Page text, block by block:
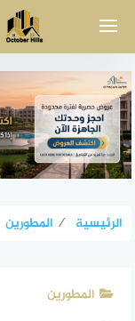
الرئيسية ⁄ المطورين
المطورين